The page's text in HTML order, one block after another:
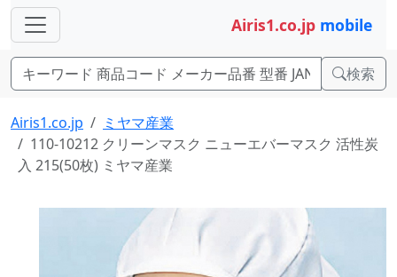
Airis1.co.jp mobile
検索
Airis1.co.jp
ミヤマ産業
110-10212 クリーンマスク ニューエバーマスク 活性炭
入 215(50枚) ミヤマ産業